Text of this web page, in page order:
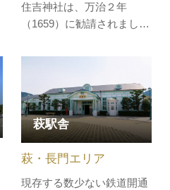
住吉神社は、万治２年
（1659）に勧請されまし
船」の上で謡われるように
は一般人の「お船謡」の演
唱は禁じられ、演唱者も世
襲的な藩の階級である「浜
崎歌舸子（かこ）」の家柄
の者14人に限られていまし
た。明治以降、…
萩駅舎
現存する数少ない鉄道開通
萩・長門エリア